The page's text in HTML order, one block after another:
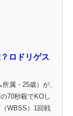
ロドリゲス
属・25歳）が、
70秒殺でKOし
WBSS）1回戦